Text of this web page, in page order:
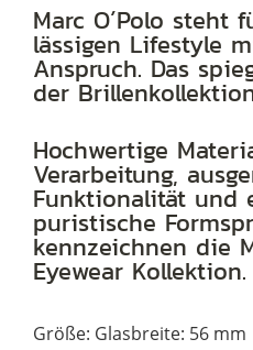
Marc O´Polo steht
lässigen Lifestyle
Anspruch. Das
der
Hochwertige
Verarbeitung,
Funktionalität und
puristische
kennzeichnen die
Eyewear Kollektion.
Größe: Glasbreite: 56 mm